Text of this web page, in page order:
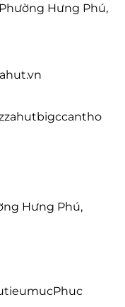
Hưng Phú,
Hưng Phú,